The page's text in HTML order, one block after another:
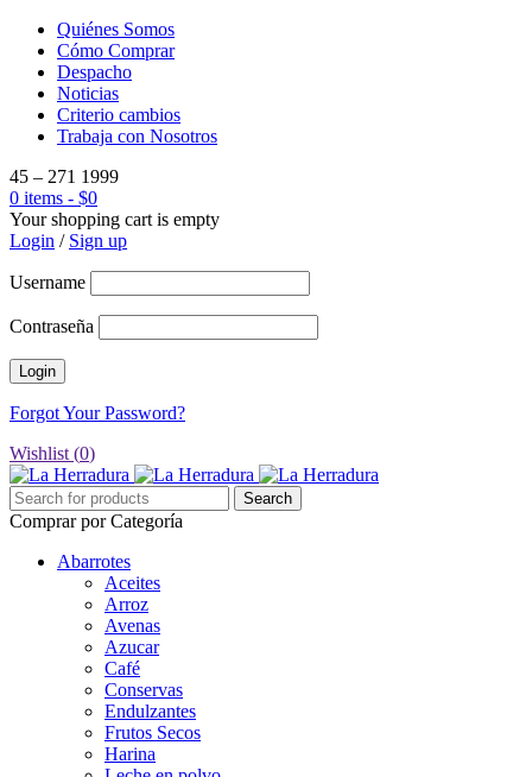
Quiénes Somos
Cómo Comprar
Despacho
Noticias
Criterio cambios
Trabaja con Nosotros
45 – 271 1999
0 items - $0
Your shopping cart is empty
Login / Sign up
Username
Contraseña
Forgot Your Password?
Wishlist (0)
Comprar por Categoría
Abarrotes
Aceites
Arroz
Avenas
Azucar
Café
Conservas
Endulzantes
Frutos Secos
Harina